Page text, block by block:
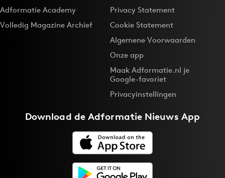
Adformatie Academy
Volledig Magazine Archief
Privacy Statement
Cookie Statement
Algemene Voorwaarden
Onze app
Maak Adformatie.nl je
Google-favoriet
Privacyinstellingen
Download deAdformatie Nieuws App